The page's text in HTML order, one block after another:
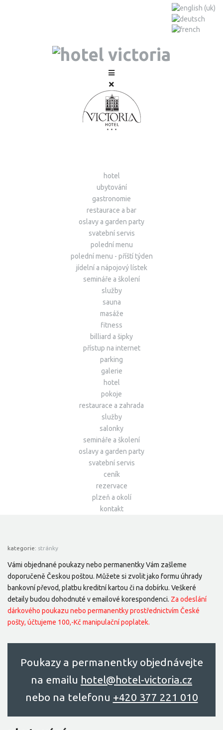
hotel
ubytování
gastronomie
restaurace a bar
oslavy a garden party
svatební servis
polední menu
polední menu - příští týden
jídelní a nápojový lístek
semináře a školení
služby
sauna
masáže
fitness
billiard a šipky
přístup na internet
parking
galerie
hotel
pokoje
restaurace a zahrada
služby
salonky
semináře a školení
oslavy a garden party
svatební servis
ceník
rezervace
plzeň a okolí
kontakt
kategorie: stránky
Vámi objednané poukazy nebo permanentky Vám zašleme
doporučeně Českou poštou. Můžete si zvolit jako formu úhrady
bankovní převod, platbu kreditní kartou či na dobírku. Veškeré
detaily budou dohodnuté v emailové korespondenci. Za odeslání
dárkového poukazu nebo permanentky prostřednictvím České
pošty, účtujeme 100,-Kč manipulační poplatek.
Poukazy a permanentky objednávejte
na emailu hоtel@hоtel-victоriа.cz
nebo na telefonu +420 377 221 010